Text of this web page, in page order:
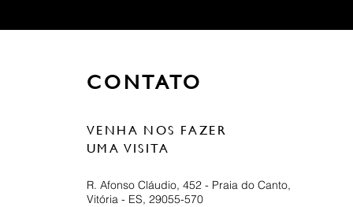
CONTATO
VENHA NOS FAZER
UMA VISITA
R. Afonso Cláudio, 452 - Praia do Canto,
Vitória - ES, 29055-570